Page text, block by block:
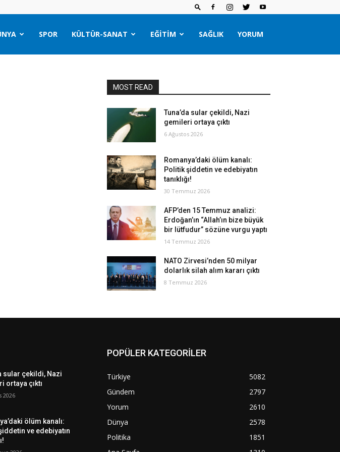
SPOR KÜLTÜR-SANAT EĞITIM SAĞLIK YORUM
MOST READ
Tuna’da sular çekildi, Nazi
gemileri ortaya çıktı
6 Ağustos 2026
Romanya’daki ölüm kanalı:
Politik şiddetin ve edebiyatın
tanıklığı!
30 Temmuz 2026
AFP’den 15 Temmuz analizi:
Erdoğan’ın “Allah’ın bize büyük
bir lütfudur” sözüne vurgu yaptı
14 Temmuz 2026
NATO Zirvesi’nden 50 milyar
dolarlık silah alım kararı çıktı
8 Temmuz 2026
sular çekildi, Nazi
ortaya çıktı
2026
ölüm kanalı:
ve edebiyatın
POPÜLER KATEGORİLER
Türkiye
5082
Gündem
2797
Yorum
2610
Dünya
2578
Politika
1851